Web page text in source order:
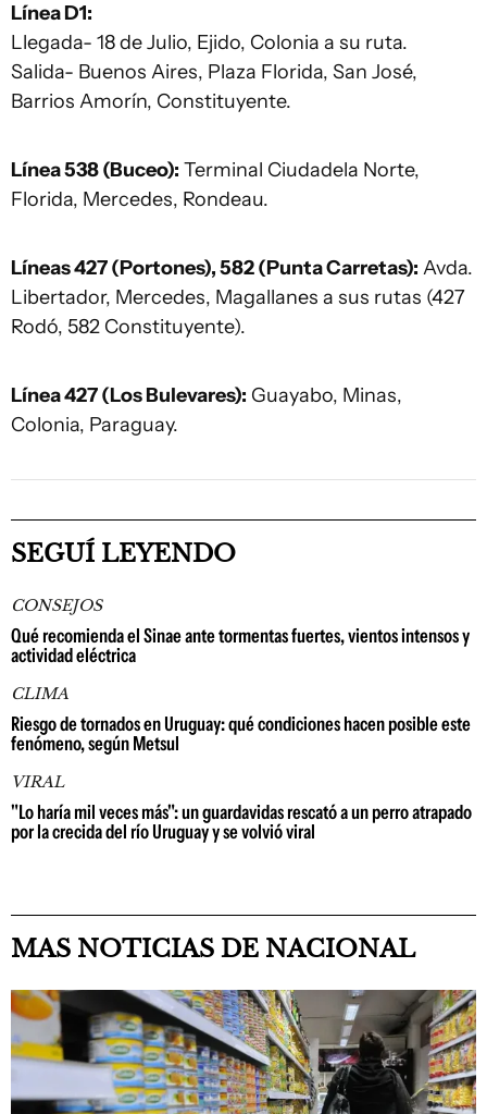
Línea D1:
Llegada- 18 de Julio, Ejido, Colonia a su ruta.
Salida- Buenos Aires, Plaza Florida, San José,
Barrios Amorín, Constituyente.
Línea 538 (Buceo): Terminal Ciudadela Norte,
Florida, Mercedes, Rondeau.
Líneas 427 (Portones), 582 (Punta Carretas): Avda.
Libertador, Mercedes, Magallanes a sus rutas (427
Rodó, 582 Constituyente).
Línea 427 (Los Bulevares): Guayabo, Minas,
Colonia, Paraguay.
SEGUÍ LEYENDO
CONSEJOS
Qué recomienda el Sinae ante tormentas fuertes, vientos intensos y
actividad eléctrica
CLIMA
Riesgo de tornados en Uruguay: qué condiciones hacen posible este
fenómeno, según Metsul
VIRAL
"Lo haría mil veces más": un guardavidas rescató a un perro atrapado
por la crecida del río Uruguay y se volvió viral
MAS NOTICIAS DE NACIONAL